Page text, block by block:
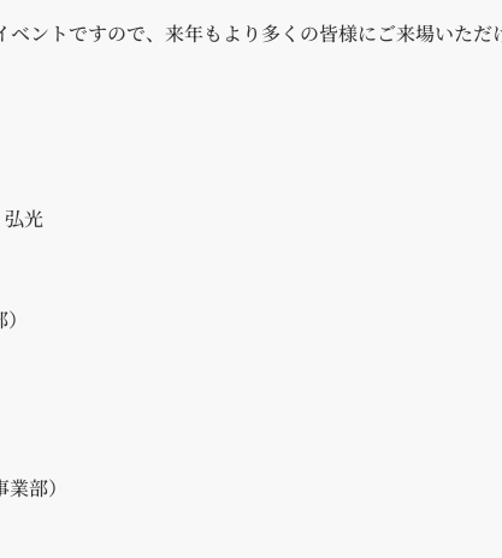
ベントですので、来年もより多くの皆様にご来場いただ
光
部）